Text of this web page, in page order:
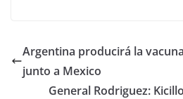
Argentina producirá la
junto a Mexico
General Rodriguez: